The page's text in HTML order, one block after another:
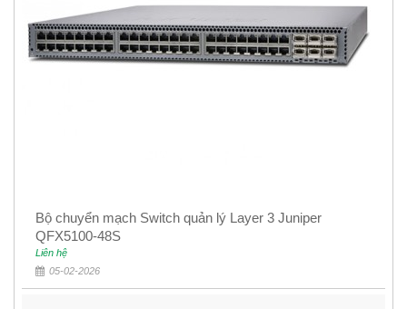
Bộ chuyển mạch Switch quản lý Layer 3 Juniper
QFX5100-48S
Liên hệ
05-02-2026